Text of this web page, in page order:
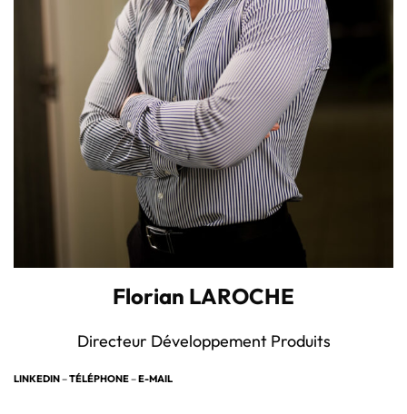
Florian LAROCHE
Directeur Développement Produits
LINKEDIN–TÉLÉPHONE–E-MAIL